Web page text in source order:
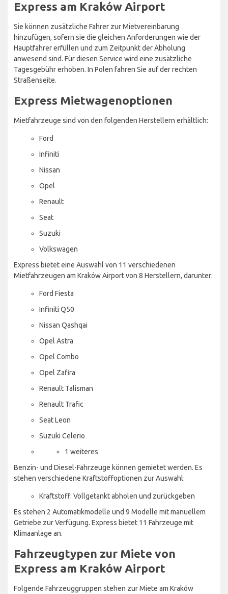
Express am Kraków Airport
Sie können zusätzliche Fahrer zur Mietvereinbarung
hinzufügen, sofern sie die gleichen Anforderungen wie der
Hauptfahrer erfüllen und zum Zeitpunkt der Abholung
anwesend sind. Für diesen Service wird eine zusätzliche
Tagesgebühr erhoben. In Polen fahren Sie auf der rechten
Straßenseite.
Express Mietwagenoptionen
Mietfahrzeuge sind von den folgenden Herstellern erhältlich:
Ford
Infiniti
Nissan
Opel
Renault
Seat
Suzuki
Volkswagen
Express bietet eine Auswahl von 11 verschiedenen
Mietfahrzeugen am Kraków Airport von 8 Herstellern, darunter:
Ford Fiesta
Infiniti Q50
Nissan Qashqai
Opel Astra
Opel Combo
Opel Zafira
Renault Talisman
Renault Trafic
Seat Leon
Suzuki Celerio
1 weiteres
Benzin- und Diesel-Fahrzeuge können gemietet werden. Es
stehen verschiedene Kraftstoffoptionen zur Auswahl:
Kraftstoff: Vollgetankt abholen und zurückgeben
Es stehen 2 Automatikmodelle und 9 Modelle mit manuellem
Getriebe zur Verfügung. Express bietet 11 Fahrzeuge mit
Klimaanlage an.
Fahrzeugtypen zur Miete von
Express am Kraków Airport
Folgende Fahrzeuggruppen stehen zur Miete am Kraków